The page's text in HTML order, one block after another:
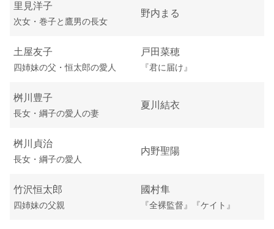
里見洋子
次女・巻子と鷹男の長女
野内まる
土屋友子
四姉妹の父・恒太郎の愛人
戸田菜穂
『君に届け』
桝川豊子
長女・綱子の愛人の妻
夏川結衣
桝川貞治
長女・綱子の愛人
内野聖陽
竹沢恒太郎
四姉妹の父親
國村隼
『全裸監督』『ケイト』